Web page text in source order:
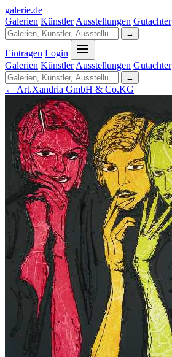
galerie.de
Galerien Künstler Ausstellungen Gutachter
→
Eintragen Login
Galerien Künstler Ausstellungen Gutachter
→
← Art.Xandria GmbH & Co.KG